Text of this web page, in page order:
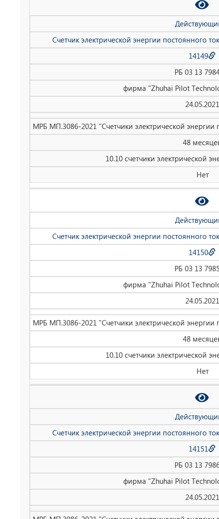
Счетчик электрической энергии постоянного
14149
РБ 03 13
фирма "Zhuhai Pilot
24.05.2021
МРБ МП.3086-2021 "Счетчики электрической энергии
48
10.10 счетчики электрической
Нет
Счетчик электрической энергии постоянного
14150
РБ 03 13
фирма "Zhuhai Pilot
24.05.2021
МРБ МП.3086-2021 "Счетчики электрической энергии
48
10.10 счетчики электрической
Нет
Счетчик электрической энергии постоянного
14151
РБ 03 13
фирма "Zhuhai Pilot
24.05.2021